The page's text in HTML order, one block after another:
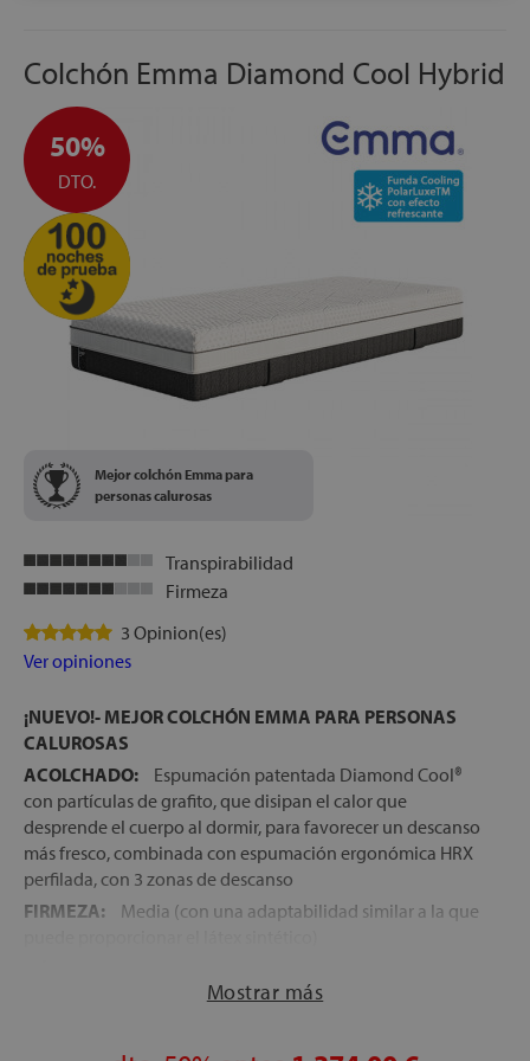
Colchón Emma Diamond Cool Hybrid
50%
DTO.
Mejor colchón Emma para
personas calurosas
Transpirabilidad
Firmeza
3 Opinion(es)
Ver opiniones
¡NUEVO!- MEJOR COLCHÓN EMMA PARA PERSONAS
CALUROSAS
ACOLCHADO:
Espumación patentada Diamond Cool®
con partículas de grafito, que disipan el calor que
desprende el cuerpo al dormir, para favorecer un descanso
más fresco, combinada con espumación ergonómica HRX
perfilada, con 3 zonas de descanso
FIRMEZA:
Media (con una adaptabilidad similar a la que
contenido en carbono, que proporcionan un descanso
FUNDA ULTRA COOLING:
La funda de este colchón
Mostrar más